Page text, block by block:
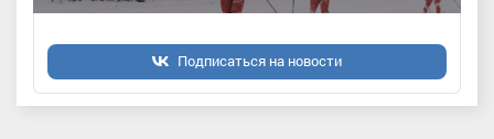
Подписаться на новости